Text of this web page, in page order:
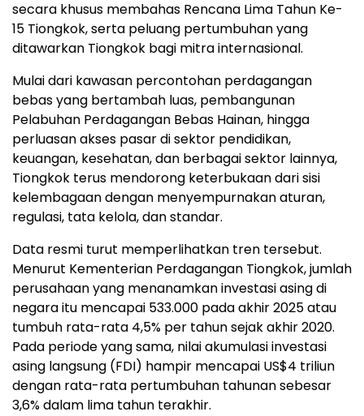
secara khusus membahas Rencana Lima Tahun Ke-
15 Tiongkok, serta peluang pertumbuhan yang
ditawarkan Tiongkok bagi mitra internasional.
Mulai dari kawasan percontohan perdagangan
bebas yang bertambah luas, pembangunan
Pelabuhan Perdagangan Bebas Hainan, hingga
perluasan akses pasar di sektor pendidikan,
keuangan, kesehatan, dan berbagai sektor lainnya,
Tiongkok terus mendorong keterbukaan dari sisi
kelembagaan dengan menyempurnakan aturan,
regulasi, tata kelola, dan standar.
Data resmi turut memperlihatkan tren tersebut.
Menurut Kementerian Perdagangan Tiongkok, jumlah
perusahaan yang menanamkan investasi asing di
negara itu mencapai 533.000 pada akhir 2025 atau
tumbuh rata-rata 4,5% per tahun sejak akhir 2020.
Pada periode yang sama, nilai akumulasi investasi
asing langsung (FDI) hampir mencapai US$4 triliun
dengan rata-rata pertumbuhan tahunan sebesar
3,6% dalam lima tahun terakhir.